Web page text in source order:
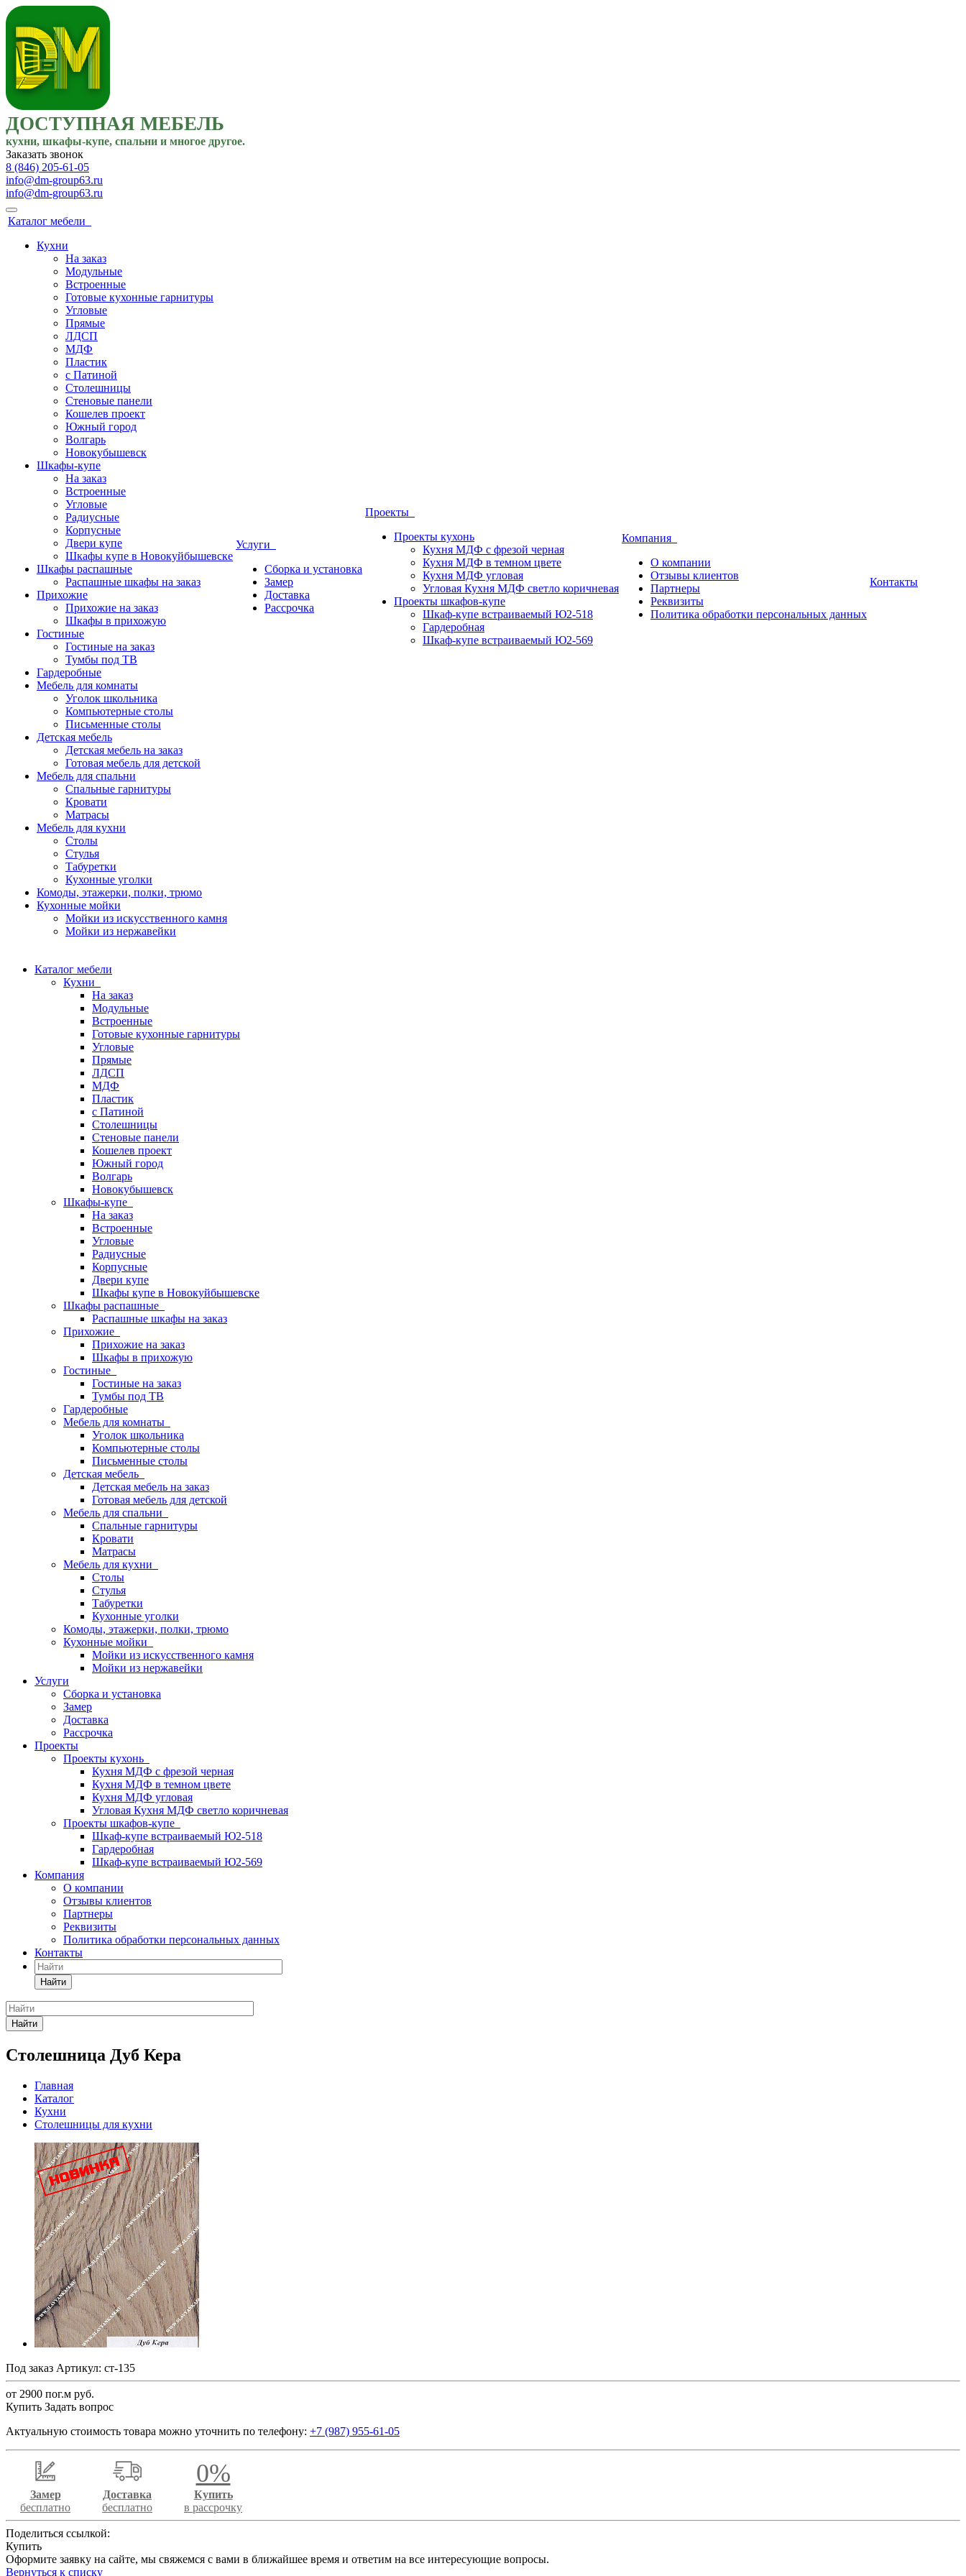
ДОСТУПНАЯ МЕБЕЛЬ
кухни, шкафы-купе, спальни и многое другое.
Заказать звонок
8 (846) 205-61-05
info@dm-group63.ru
info@dm-group63.ru
Каталог мебели
Кухни
На заказ
Модульные
Встроенные
Готовые кухонные гарнитуры
Угловые
Прямые
ЛДСП
МДФ
Пластик
с Патиной
Столешницы
Стеновые панели
Кошелев проект
Южный город
Волгарь
Новокубышевск
Шкафы-купе
На заказ
Встроенные
Угловые
Радиусные
Корпусные
Двери купе
Шкафы купе в Новокуйбышевске
Шкафы распашные
Распашные шкафы на заказ
Прихожие
Прихожие на заказ
Шкафы в прихожую
Гостиные
Гостиные на заказ
Тумбы под ТВ
Гардеробные
Мебель для комнаты
Уголок школьника
Компьютерные столы
Письменные столы
Детская мебель
Детская мебель на заказ
Готовая мебель для детской
Мебель для спальни
Спальные гарнитуры
Кровати
Матрасы
Мебель для кухни
Столы
Стулья
Табуретки
Кухонные уголки
Комоды, этажерки, полки, трюмо
Кухонные мойки
Мойки из искусственного камня
Мойки из нержавейки
Услуги
Сборка и установка
Замер
Доставка
Рассрочка
Проекты
Проекты кухонь
Кухня МДФ с фрезой черная
Кухня МДФ в темном цвете
Кухня МДФ угловая
Угловая Кухня МДФ светло коричневая
Проекты шкафов-купе
Шкаф-купе встраиваемый Ю2-518
Гардеробная
Шкаф-купе встраиваемый Ю2-569
Компания
О компании
Отзывы клиентов
Партнеры
Реквизиты
Политика обработки персональных данных
Контакты
Каталог мебели
Кухни
На заказ
Модульные
Встроенные
Готовые кухонные гарнитуры
Угловые
Прямые
ЛДСП
МДФ
Пластик
с Патиной
Столешницы
Стеновые панели
Кошелев проект
Южный город
Волгарь
Новокубышевск
Шкафы-купе
На заказ
Встроенные
Угловые
Радиусные
Корпусные
Двери купе
Шкафы купе в Новокуйбышевске
Шкафы распашные
Распашные шкафы на заказ
Прихожие
Прихожие на заказ
Шкафы в прихожую
Гостиные
Гостиные на заказ
Тумбы под ТВ
Гардеробные
Мебель для комнаты
Уголок школьника
Компьютерные столы
Письменные столы
Детская мебель
Детская мебель на заказ
Готовая мебель для детской
Мебель для спальни
Спальные гарнитуры
Кровати
Матрасы
Мебель для кухни
Столы
Стулья
Табуретки
Кухонные уголки
Комоды, этажерки, полки, трюмо
Кухонные мойки
Мойки из искусственного камня
Мойки из нержавейки
Услуги
Сборка и установка
Замер
Доставка
Рассрочка
Проекты
Проекты кухонь
Кухня МДФ с фрезой черная
Кухня МДФ в темном цвете
Кухня МДФ угловая
Угловая Кухня МДФ светло коричневая
Проекты шкафов-купе
Шкаф-купе встраиваемый Ю2-518
Гардеробная
Шкаф-купе встраиваемый Ю2-569
Компания
О компании
Отзывы клиентов
Партнеры
Реквизиты
Политика обработки персональных данных
Контакты
Найти
Найти
Столешница Дуб Кера
Главная
Каталог
Кухни
Столешницы для кухни
Под заказ Артикул: ст-135
от 2900 пог.м руб.
Купить Задать вопрос
Актуальную стоимость товара можно уточнить по телефону: +7 (987) 955-61-05
Замер
бесплатно
Доставка
бесплатно
0%
Купить
в рассрочку
Поделиться ссылкой:
Купить
Оформите заявку на сайте, мы свяжемся с вами в ближайшее время и ответим на все интересующие вопросы.
Вернуться к списку